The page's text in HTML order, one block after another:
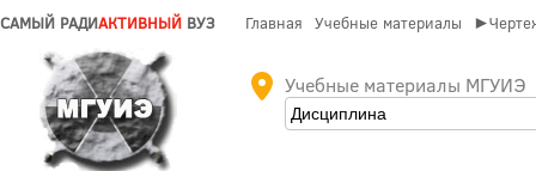
САМЫЙ РАДИАКТИВНЫЙ ВУЗ Главная Учебные материалы
Учебные материалы МГУИЭ